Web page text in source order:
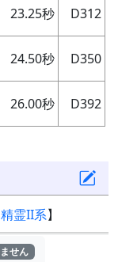
23.25秒 D312
24.50秒 D350
26.00秒 D392
精霊II系】
せん